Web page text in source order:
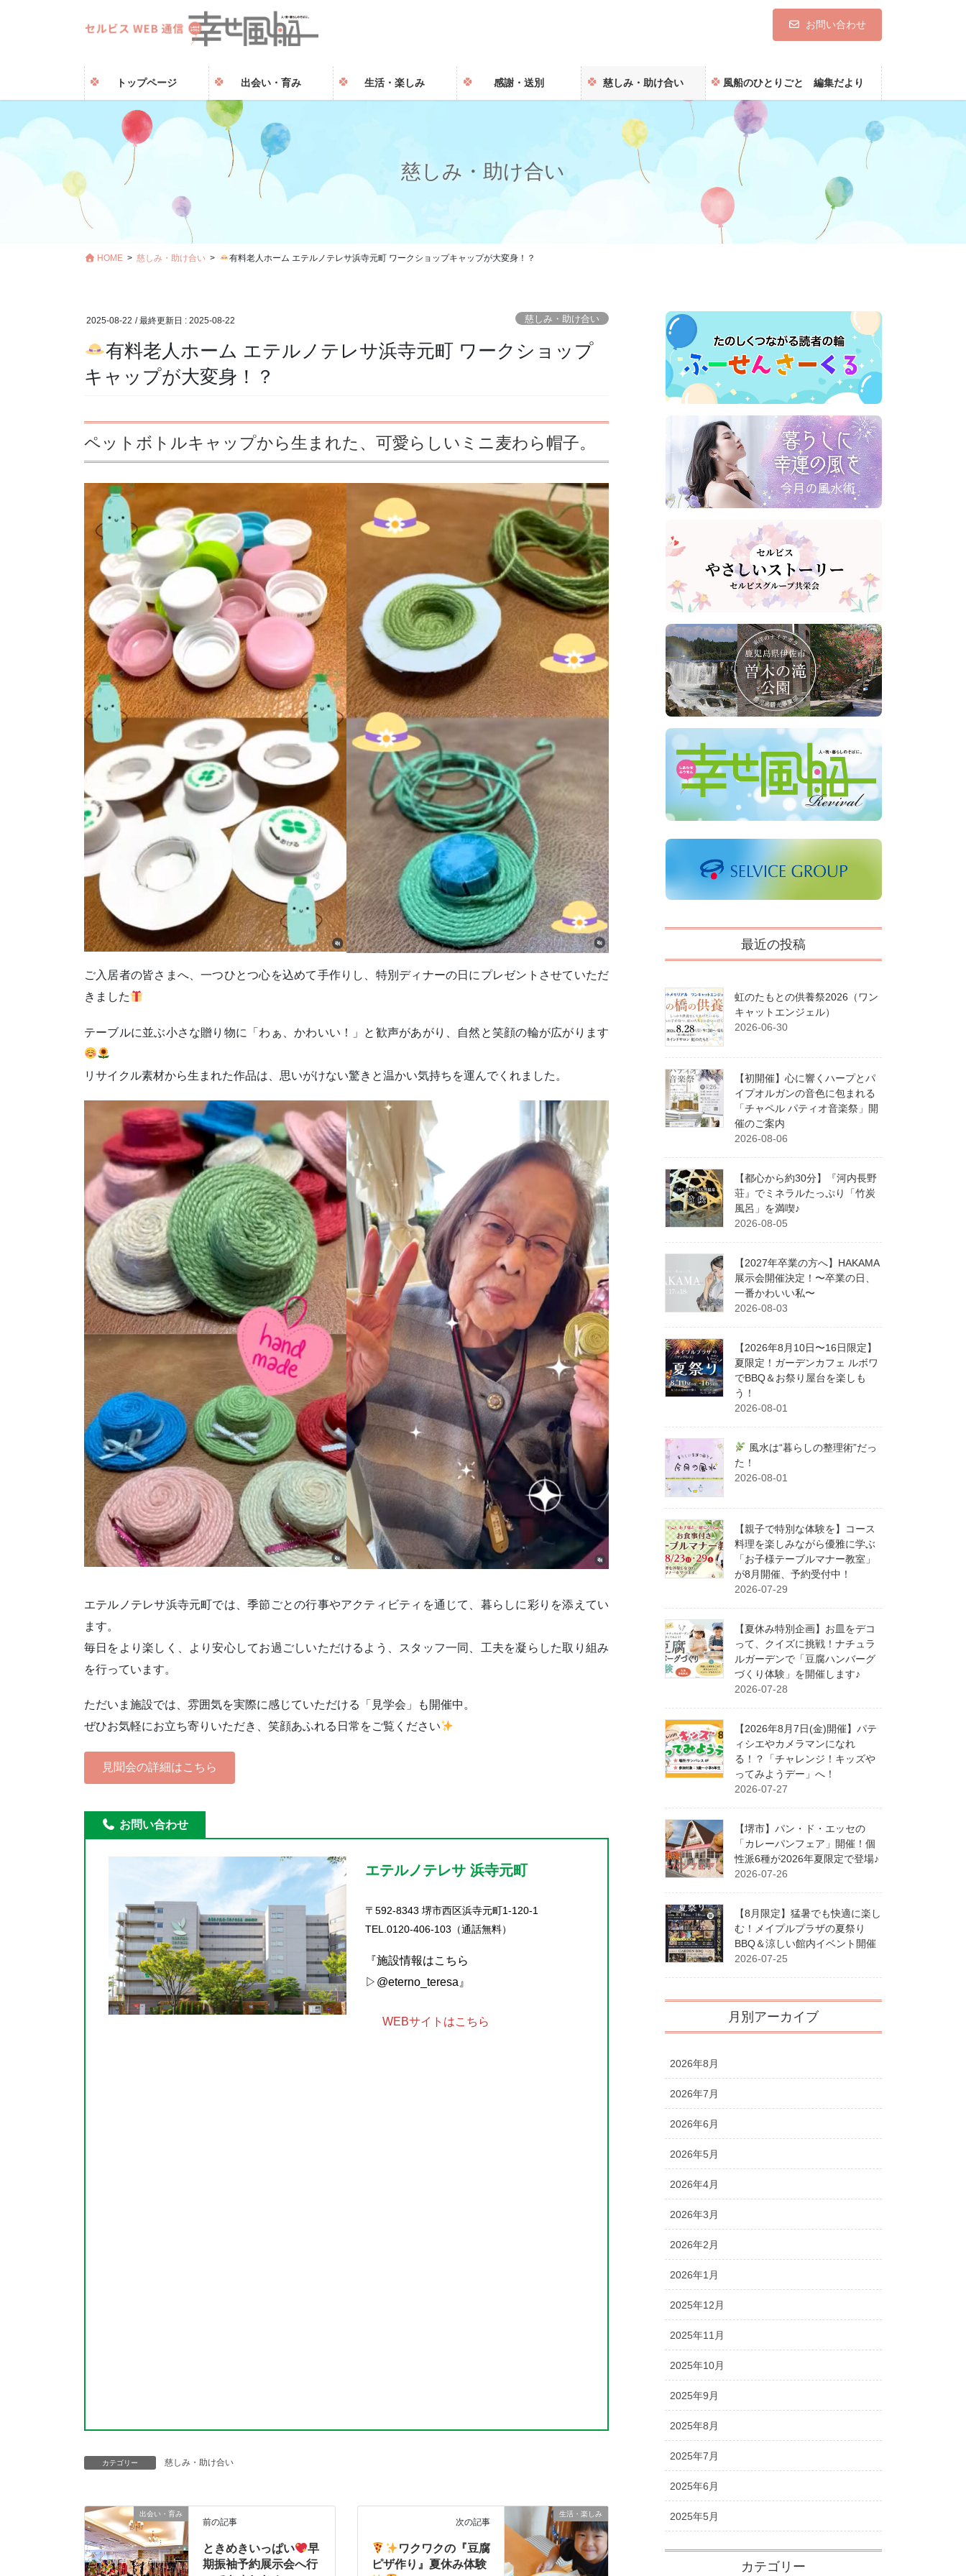
お問い合わせ
トップページ 出会い・育み 生活・楽しみ 感謝・送別 慈しみ・助け合い 風船のひとりごと 編集だより
慈しみ・助け合い
HOME 慈しみ・助け合い 有料老人ホーム エテルノテレサ浜寺元町 ワークショップキャップが大変身！？
2025-08-22 / 最終更新日 : 2025-08-22 慈しみ・助け合い
有料老人ホーム エテルノテレサ浜寺元町 ワークショップ
キャップが大変身！？
ペットボトルキャップから生まれた、可愛らしいミニ麦わら帽子。
ご入居者の皆さまへ、一つひとつ心を込めて手作りし、特別ディナーの日にプレゼントさせていただ
きました
テーブルに並ぶ小さな贈り物に「わぁ、かわいい！」と歓声があがり、自然と笑顔の輪が広がります
リサイクル素材から生まれた作品は、思いがけない驚きと温かい気持ちを運んでくれました。
エテルノテレサ浜寺元町では、季節ごとの行事やアクティビティを通じて、暮らしに彩りを添えてい
ます。
毎日をより楽しく、より安心してお過ごしいただけるよう、スタッフ一同、工夫を凝らした取り組み
を行っています。
ただいま施設では、雰囲気を実際に感じていただける「見学会」も開催中。
ぜひお気軽にお立ち寄りいただき、笑顔あふれる日常をご覧ください
見聞会の詳細はこちら
お問い合わせ
エテルノテレサ 浜寺元町
〒592-8343 堺市西区浜寺元町1-120-1
TEL.0120-406-103（通話無料）
『施設情報はこちら
▷@eterno_teresa』
WEBサイトはこちら
カテゴリー 慈しみ・助け合い
出会い・育み
前の記事
ときめきいっぱい
早
期振袖予約展示会へ行
生活・楽しみ
次の記事
ワクワクの『豆腐
ピザ作り』夏休み体験
最近の投稿
虹のたもとの供養祭2026（ワン
キャットエンジェル）
2026-06-30
【初開催】心に響くハープとパ
イプオルガンの音色に包まれる
「チャペル パティオ音楽祭」開
催のご案内
2026-08-06
【都心から約30分】『河内長野
荘』でミネラルたっぷり「竹炭
風呂」を満喫♪
2026-08-05
【2027年卒業の方へ】HAKAMA
展示会開催決定！〜卒業の日、
一番かわいい私〜
2026-08-03
【2026年8月10日〜16日限定】
夏限定！ガーデンカフェ ルボワ
でBBQ＆お祭り屋台を楽しも
う！
2026-08-01
風水は“暮らしの整理術”だっ
た！
2026-08-01
【親子で特別な体験を】コース
料理を楽しみながら優雅に学ぶ
「お子様テーブルマナー教室」
が8月開催、予約受付中！
2026-07-29
【夏休み特別企画】お皿をデコ
って、クイズに挑戦！ナチュラ
ルガーデンで「豆腐ハンバーグ
づくり体験」を開催します♪
2026-07-28
【2026年8月7日(金)開催】パテ
ィシエやカメラマンになれ
る！？「チャレンジ！キッズや
ってみようデー」へ！
2026-07-27
【堺市】パン・ド・エッセの
「カレーパンフェア」開催！個
性派6種が2026年夏限定で登場♪
2026-07-26
【8月限定】猛暑でも快適に楽し
む！メイプルプラザの夏祭り
BBQ＆涼しい館内イベント開催
2026-07-25
月別アーカイブ
2026年8月
2026年7月
2026年6月
2026年5月
2026年4月
2026年3月
2026年2月
2026年1月
2025年12月
2025年11月
2025年10月
2025年9月
2025年8月
2025年7月
2025年6月
2025年5月
カテゴリー